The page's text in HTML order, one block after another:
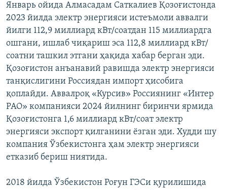
Январь ойида Алмасадам Саткалиев Қозоғистонда
2023 йилда электр энергияси истеъмоли аввалги
йилги 112,9 миллиард кВт/соатдан 115 миллиардга
ошгани, ишлаб чиқариш эса 112,8 миллиард кВт/
соатни ташкил этгани ҳақида хабар берган эди.
Қозоғистон анъанавий равишда электр энергияси
танқислигини Россиядан импорт ҳисобига
қоплайди. Аввалроқ «Курсив» Россиянинг «Интер
РАО» компанияси 2024 йилнинг биринчи ярмида
Қозоғистонга 1,6 миллиард кВт/соат электр
энергияси экспорт қилганини ёзган эди. Худди шу
компания Ўзбекистонга ҳам электр энергияси
етказиб бериш ниятида.
2018 йилда Ўзбекистон Роғун ГЭСи қурилишида